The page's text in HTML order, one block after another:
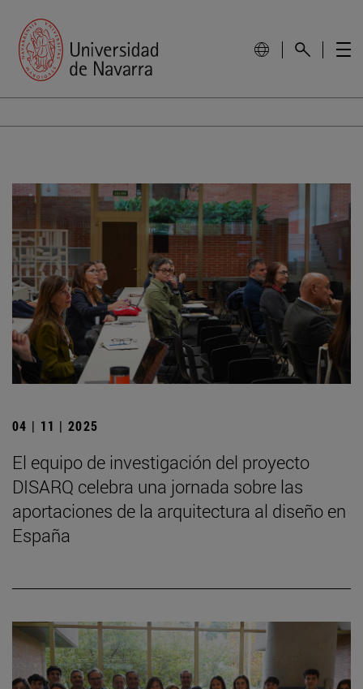
04 | 11 | 2025
El equipo de investigación del proyecto
DISARQ celebra una jornada sobre las
aportaciones de la arquitectura al diseño en
España